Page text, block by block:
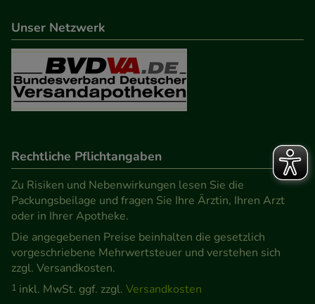
Unser Netzwerk
Rechtliche Pflichtangaben
Zu Risiken und Nebenwirkungen lesen Sie die
Packungsbeilage und fragen Sie Ihre Ärztin, Ihren Arzt
oder in Ihrer Apotheke.
Die angegebenen Preise beinhalten die gesetzlich
vorgeschriebene Mehrwertsteuer und verstehen sich
zzgl. Versandkosten.
1 inkl. MwSt. ggf. zzgl. Versandkosten